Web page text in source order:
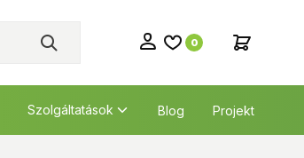
0
Szolgáltatások Blog Projekt